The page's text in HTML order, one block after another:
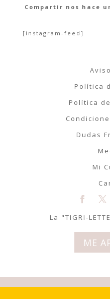
Compartir nos hace
[instagram-feed]
Política
Política
Dudas
Mi
La "TIGRI-
ME